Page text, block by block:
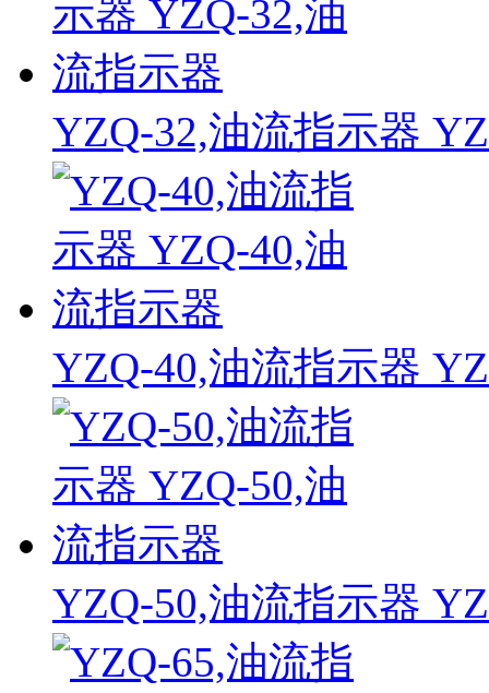
YZQ-32,油流指示器
YZQ-40,油流指示器
YZQ-50,油流指示器